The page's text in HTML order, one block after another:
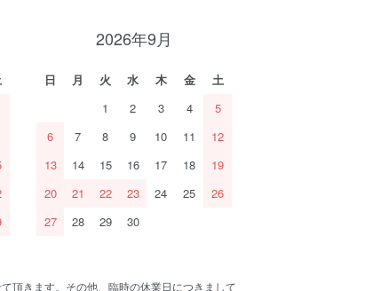
2026年9月
日 月 火 水 木 金
土
1
2 3 4
5
6
7 8 9 10 11
12
13
14 15 16 17 18
19
20
21 22 23 24 25
26
27
28 29 30
頂きます。その他、臨時の休業日につきまして